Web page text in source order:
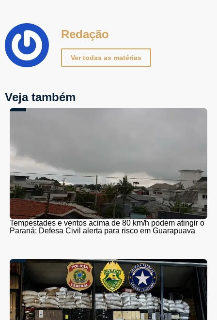
Redação
Ver todas as matérias
Veja também
Tempestades e ventos acima de 80 km/h podem atingir o
Paraná; Defesa Civil alerta para risco em Guarapuava